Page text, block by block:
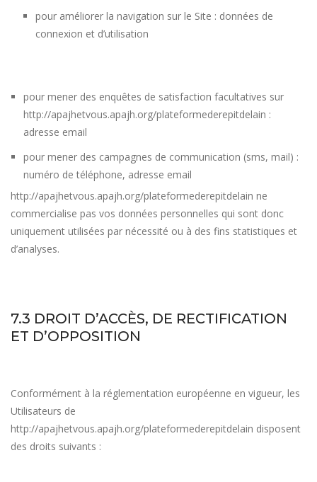
pour améliorer la navigation sur le Site : données de
connexion et d’utilisation
pour mener des enquêtes de satisfaction facultatives sur
http://apajhetvous.apajh.org/plateformederepitdelain :
adresse email
pour mener des campagnes de communication (sms, mail) :
numéro de téléphone, adresse email
http://apajhetvous.apajh.org/plateformederepitdelain ne
commercialise pas vos données personnelles qui sont donc
uniquement utilisées par nécessité ou à des fins statistiques et
d’analyses.
7.3 DROIT D’ACCÈS, DE RECTIFICATION
ET D’OPPOSITION
Conformément à la réglementation européenne en vigueur, les
Utilisateurs de
http://apajhetvous.apajh.org/plateformederepitdelain disposent
des droits suivants :